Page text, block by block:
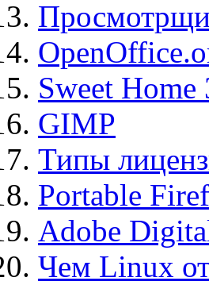
Sweet Home
GIMP
Типы
Portable
Adobe
Чем Linux